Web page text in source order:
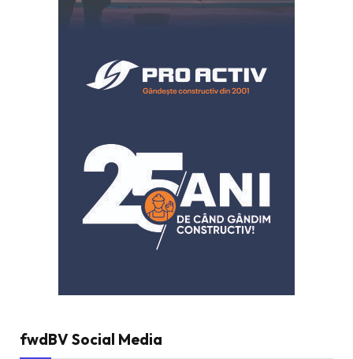
fwdBV Social Media